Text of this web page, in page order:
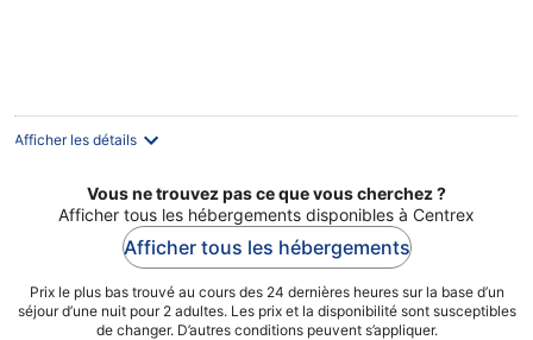
Afficher les détails
Vous ne trouvez pas ce que vous cherchez ?
Afficher tous les hébergements disponibles à Centrex
Afficher tous les hébergements
Prix le plus bas trouvé au cours des 24 dernières heures sur la base d’un
séjour d’une nuit pour 2 adultes. Les prix et la disponibilité sont susceptibles
de changer. D’autres conditions peuvent s’appliquer.